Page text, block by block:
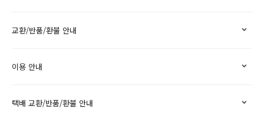
교환/반품/환불 안내
이용 안내
택배 교환/반품/환불 안내